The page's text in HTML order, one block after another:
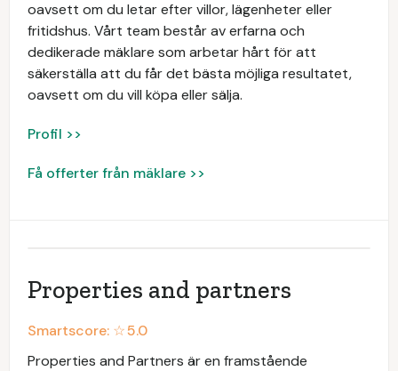
oavsett om du letar efter villor, lägenheter eller
fritidshus. Vårt team består av erfarna och
dedikerade mäklare som arbetar hårt för att
säkerställa att du får det bästa möjliga resultatet,
oavsett om du vill köpa eller sälja.
Profil >>
Få offerter från mäklare >>
Properties and partners
Smartscore: ☆5.0
Properties and Partners är en framstående